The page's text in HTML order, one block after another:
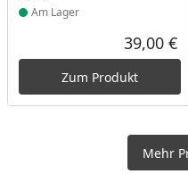
Am Lager
39,00 €
Zum Produkt
Mehr